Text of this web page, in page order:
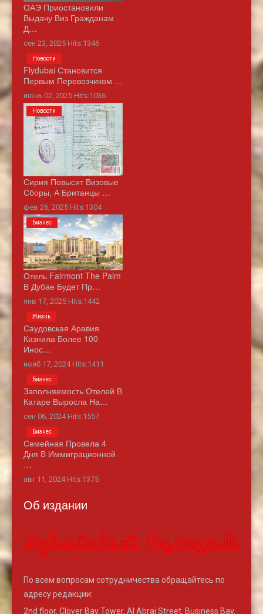
ОАЭ Приостановили
Выдачу Виз Гражданам
Д…
сен 23, 2025 Hits:1346
Flydubai Становится
Первым Перевозчиком …
июнь 02, 2025 Hits:1036
Новости
Сирия Повысит Визовые
Сборы, А Британцы …
фев 26, 2025 Hits:1304
Новости
Отель Fairmont The Palm
В Дубае Будет Пр…
янв 17, 2025 Hits:1442
Бизнес
Саудовская Аравия
Казнила Более 100
Инос…
нояб 17, 2024 Hits:1411
Жизнь
Заполняемость Отелей В
Катаре Выросла На…
сен 06, 2024 Hits:1557
Бизнес
Семейная Провела 4
Дня В Иммиграционной
…
авг 11, 2024 Hits:1375
Бизнес
Об издании
По всем вопросам сотрудничества обращайтесь по
адресу редакции:
2nd floor, Clover Bay Tower, Al Abraj Street, Business Bay,